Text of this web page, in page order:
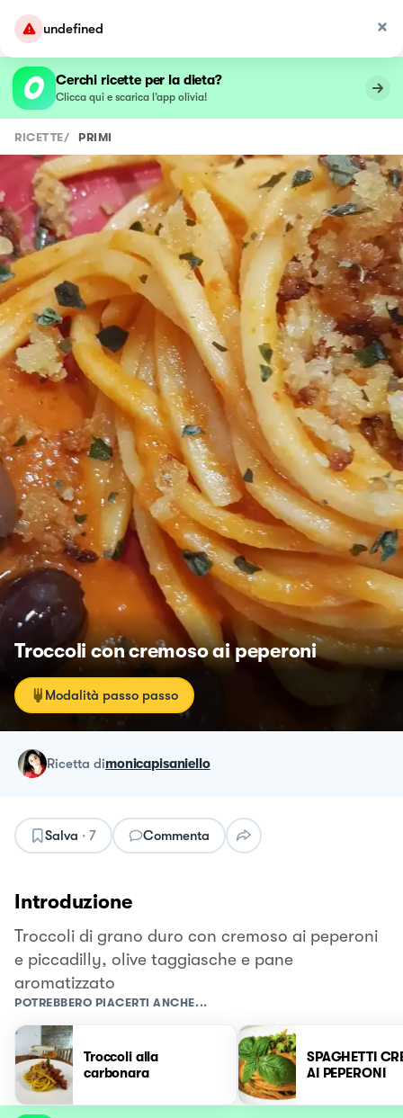
undefined
Cerchi ricette per la dieta?
Clicca qui e scarica l’app olivia!
RICETTE/ PRIMI
Troccoli con cremoso ai peperoni
Modalità passo passo
ricetta dimonicapisaniello
Salva · 7 Commenta
Introduzione
Troccoli di grano duro con cremoso ai peperoni
e piccadilly, olive taggiasche e pane
aromatizzato
POTREBBERO PIACERTI ANCHE...
Troccoli alla
carbonara
SPAGHETTI
AI PEPERONI